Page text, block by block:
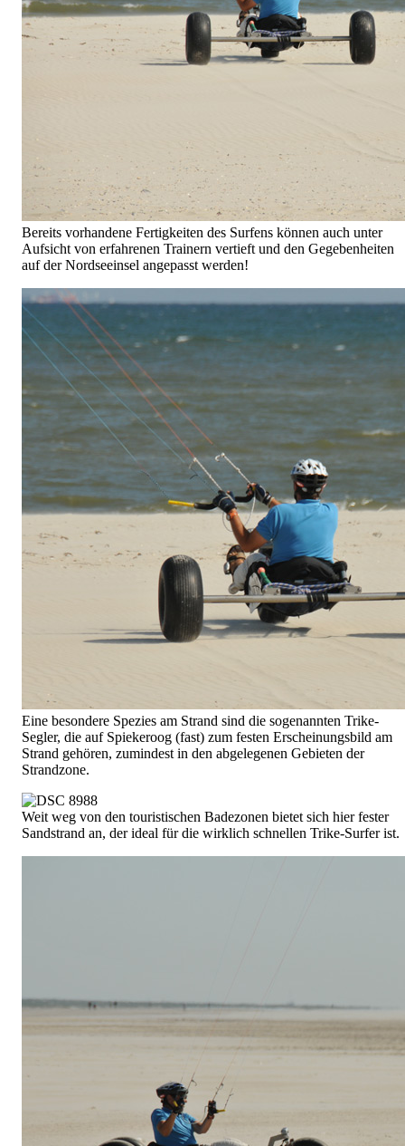
Bereits vorhandene Fertigkeiten des Surfens können auch unter
Aufsicht von erfahrenen Trainern vertieft und den Gegebenheiten
auf der Nordseeinsel angepasst werden!
Eine besondere Spezies am Strand sind die sogenannten Trike-
Segler, die auf Spiekeroog (fast) zum festen Erscheinungsbild am
Strand gehören, zumindest in den abgelegenen Gebieten der
Strandzone.
Weit weg von den touristischen Badezonen bietet sich hier fester
Sandstrand an, der ideal für die wirklich schnellen Trike-Surfer ist.